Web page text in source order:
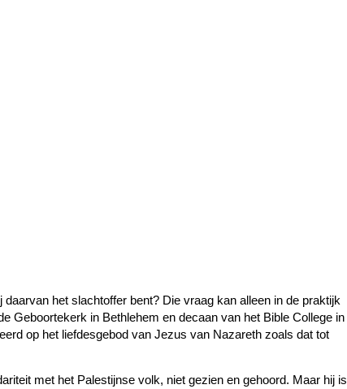
het slachtoffer bent? Die vraag kan alleen in de praktijk
Geboortekerk in Bethlehem en decaan van het Bible College in
op het liefdesgebod van Jezus van Nazareth zoals dat tot
met het Palestijnse volk, niet gezien en gehoord. Maar hij is